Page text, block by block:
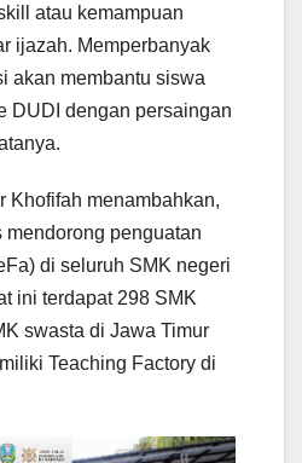
atau kemampuan
ijazah. Memperbanyak
akan membantu siswa
DUDI dengan persaingan
Khofifah menambahkan,
mendorong penguatan
di seluruh SMK negeri
ini terdapat 298 SMK
swasta di Jawa Timur
Teaching Factory di